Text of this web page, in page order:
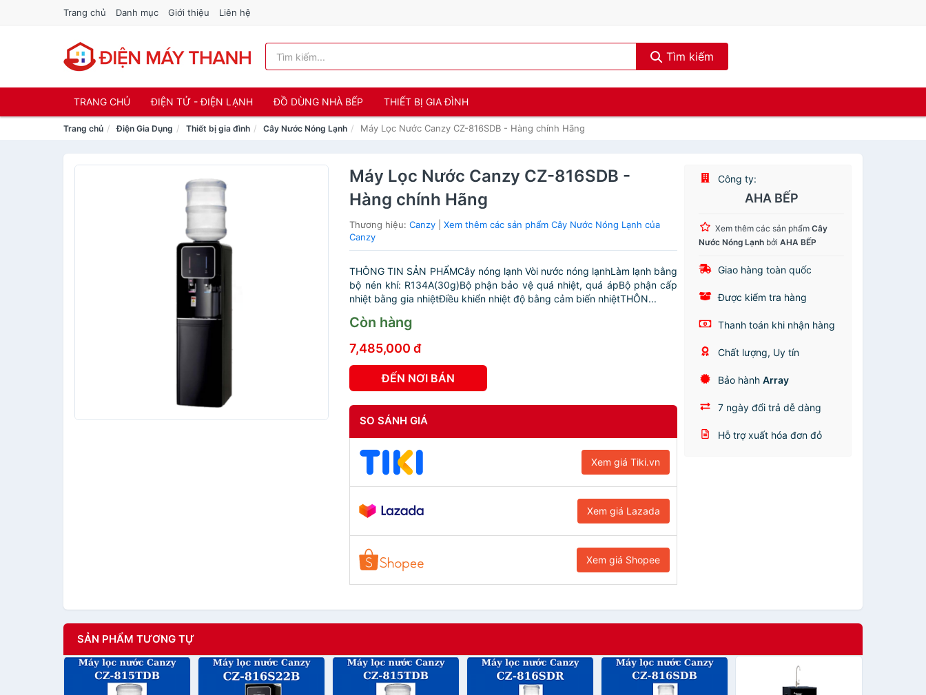
Trang chủ Danh mục Giới thiệu Liên hệ
Tìm kiếm
TRANG CHỦ ĐIỆN TỬ - ĐIỆN LẠNH ĐỒ DÙNG NHÀ BẾP THIẾT BỊ GIA ĐÌNH
Trang chủ Điện Gia Dụng Thiết bị gia đình Cây Nước Nóng Lạnh Máy Lọc Nước Canzy CZ-816SDB - Hàng chính Hãng
Máy Lọc Nước Canzy CZ-816SDB -
Hàng chính Hãng
Thương hiệu:Canzy |Xem thêm các sản phẩm Cây Nước Nóng Lạnh của
Canzy
THÔNG TIN SẢN PHẨMCây nóng lạnh Vòi nước nóng lạnhLàm lạnh bằng
bộ nén khí: R134A(30g)Bộ phận bảo vệ quá nhiệt, quá ápBộ phận cấp
nhiệt bằng gia nhiệtĐiều khiển nhiệt độ bằng cảm biến nhiệtTHÔN...
Còn hàng
7,485,000 đ
ĐẾN NƠI BÁN
SO SÁNH GIÁ
Xem giá Tiki.vn
Xem giá Lazada
Xem giá Shopee
Công ty:
AHA BẾP
Xem thêm các sản phẩmCây
Nước Nóng Lạnh bởiAHA BẾP
Giao hàng toàn quốc
Được kiểm tra hàng
Thanh toán khi nhận hàng
Chất lượng, Uy tín
Bảo hànhArray
7 ngày đổi trả dễ dàng
Hỗ trợ xuất hóa đơn đỏ
SẢN PHẨM TƯƠNG TỰ